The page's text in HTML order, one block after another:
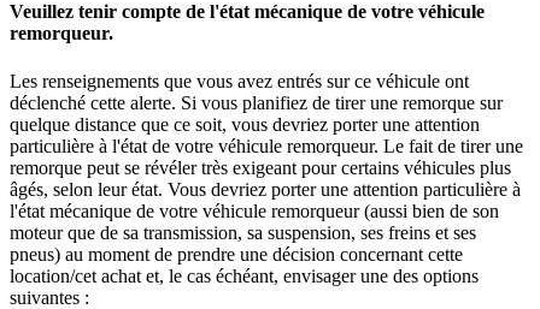
Veuillez tenir compte de l'état mécanique de votre véhicule
remorqueur.
Les renseignements que vous avez entrés sur ce véhicule ont
déclenché cette alerte. Si vous planifiez de tirer une remorque sur
quelque distance que ce soit, vous devriez porter une attention
particulière à l'état de votre véhicule remorqueur. Le fait de tirer une
remorque peut se révéler très exigeant pour certains véhicules plus
âgés, selon leur état. Vous devriez porter une attention particulière à
l'état mécanique de votre véhicule remorqueur (aussi bien de son
moteur que de sa transmission, sa suspension, ses freins et ses
pneus) au moment de prendre une décision concernant cette
location/cet achat et, le cas échéant, envisager une des options
suivantes :